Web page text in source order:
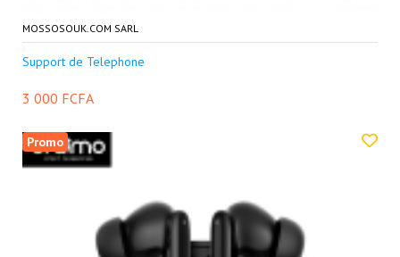
MOSSOSOUK.COM SARL
Support de Telephone
3 000 FCFA
Promo